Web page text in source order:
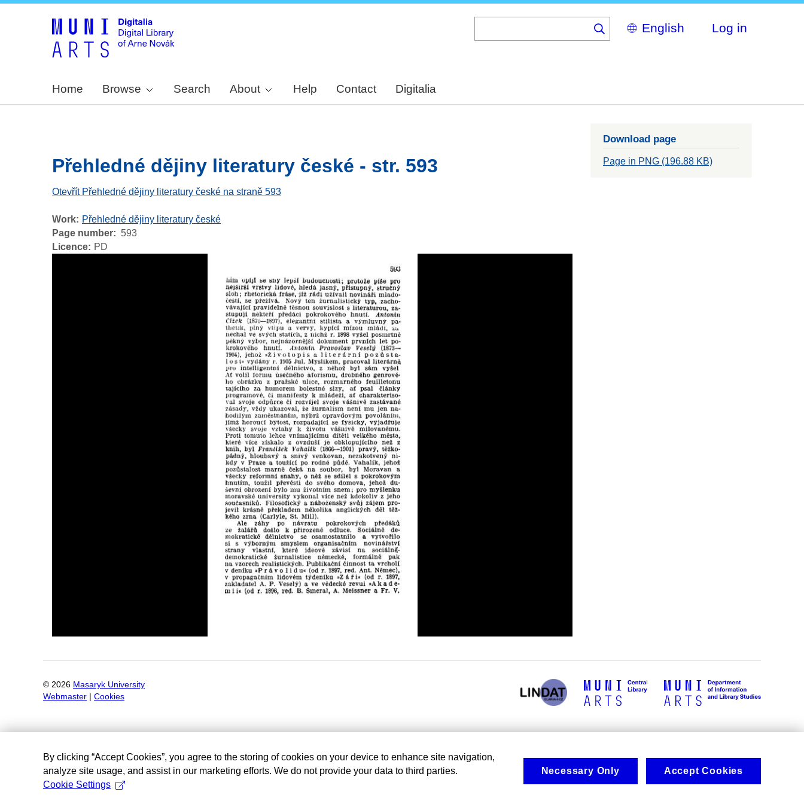
Select
your
Log in
Home Browse Search About Help Contact Digitalia
Přehledné dějiny literatury české - str. 593
Otevřít Přehledné dějiny literatury české na straně 593
Work
Přehledné dějiny literatury české
Page number
593
Licence
PD
Download page
Page in PNG (196.88 KB)
© 2026 Masaryk University
Webmaster
Cookies
By clicking “Accept Cookies”, you agree to the storing of cookies on your device to enhance site navigation,
analyze site usage, and assist in our marketing efforts. We do not provide your data to third parties.
Cookie Settings
Necessary Only Accept Cookies